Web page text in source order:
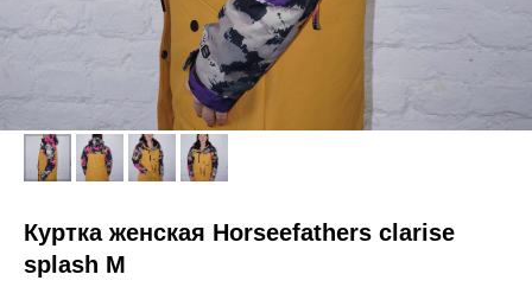
Куртка женская Horseefathers clarise
splash M